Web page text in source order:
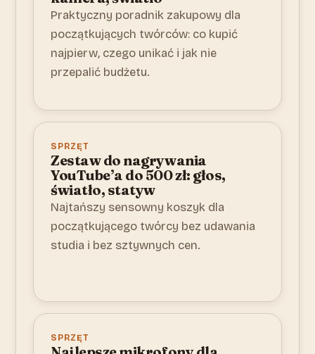
Praktyczny poradnik zakupowy dla
początkujących twórców: co kupić
najpierw, czego unikać i jak nie
przepalić budżetu.
SPRZĘT
Zestaw do nagrywania
YouTube’a do 500 zł: głos,
światło, statyw
Najtańszy sensowny koszyk dla
początkującego twórcy bez udawania
studia i bez sztywnych cen.
SPRZĘT